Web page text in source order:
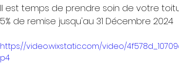
Il est temps de prendre soin de votre
5% de remise jusqu'au 31 Décembre 2024
https://video.wixstatic.com/video/
p4